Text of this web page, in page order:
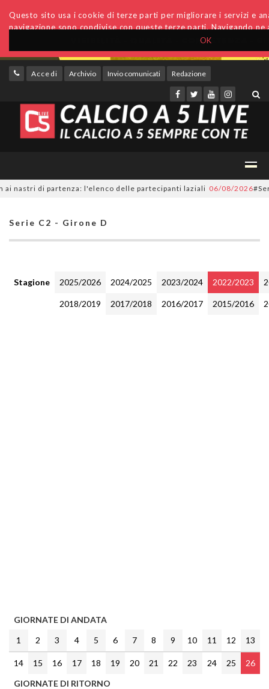
OK
Questo sito usa i cookie di terze parti per migliorare i servizi e
navigazione sono condivise con queste terze parti. Navigando
Accedi Archivio Invio comunicati Redazione
di partenza: l'elenco delle partecipanti laziali 06/08/2026
Serie C2 - Girone D
Stagione 2025/2026 2024/2025 2023/2024 2022/2023
2018/2019 2017/2018 2016/2017 2015/2016
GIORNATE DI ANDATA
1
2 3 4 5 6 7 8 9 10 11 12 13
14 15 16 17 18 19 20 21 22 23 24 25
26
GIORNATE DI RITORNO